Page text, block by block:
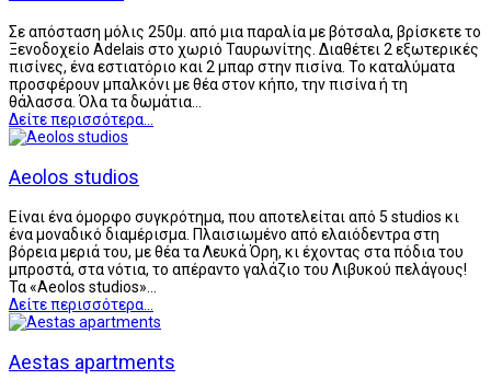
Σε απόσταση μόλις 250μ. από μια παραλία με βότσαλα, βρίσκετε το
Ξενοδοχείο Adelais στο χωριό Ταυρωνίτης. Διαθέτει 2 εξωτερικές
πισίνες, ένα εστιατόριο και 2 μπαρ στην πισίνα. Το καταλύματα
προσφέρουν μπαλκόνι με θέα στον κήπο, την πισίνα ή τη
θάλασσα. Όλα τα δωμάτια…
Δείτε περισσότερα...
Aeolos studios
Είναι ένα όμορφο συγκρότημα, που αποτελείται από 5 studios κι
ένα μοναδικό διαμέρισμα. Πλαισιωμένο από ελαιόδεντρα στη
βόρεια μεριά του, με θέα τα Λευκά Όρη, κι έχοντας στα πόδια του
μπροστά, στα νότια, το απέραντο γαλάζιο του Λιβυκού πελάγους!
Τα «Aeolos studios»…
Δείτε περισσότερα...
Aestas apartments